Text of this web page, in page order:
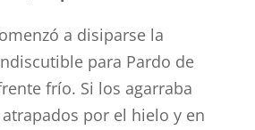
a disiparse la
para Pardo de
frío. Si los agarraba
por el hielo y en